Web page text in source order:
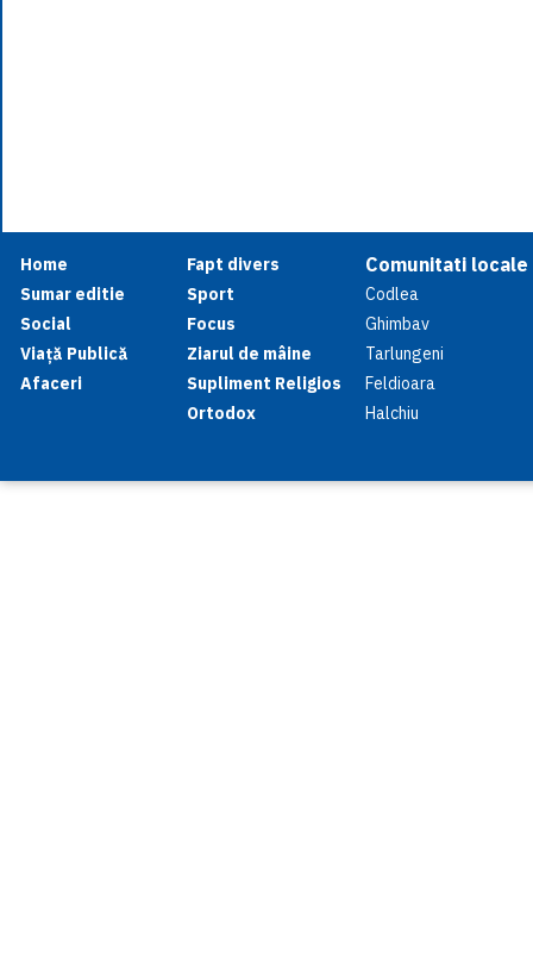
Home
Sumar editie
Social
Viață Publică
Afaceri
Fapt divers
Sport
Focus
Ziarul de mâine
Supliment Religios
Ortodox
Comunitati locale
Codlea
Ghimbav
Tarlungeni
Feldioara
Halchiu